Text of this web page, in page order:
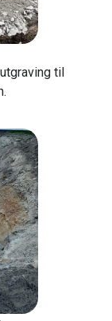
til